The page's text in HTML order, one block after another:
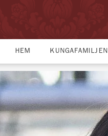
HEM KUNGAFAMILJEN